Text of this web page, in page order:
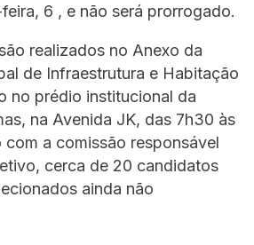
6 , e não será prorrogado.
realizados no Anexo da
de Infraestrutura e Habitação
no prédio institucional da
na Avenida JK, das 7h30 às
a comissão responsável
cerca de 20 candidatos
ainda não